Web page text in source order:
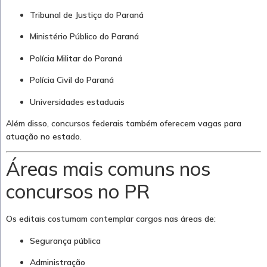
Tribunal de Justiça do Paraná
Ministério Público do Paraná
Polícia Militar do Paraná
Polícia Civil do Paraná
Universidades estaduais
Além disso, concursos federais também oferecem vagas para
atuação no estado.
Áreas mais comuns nos
concursos no PR
Os editais costumam contemplar cargos nas áreas de:
Segurança pública
Administração